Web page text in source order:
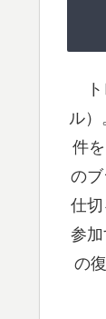
ル
件
の
仕
参
の